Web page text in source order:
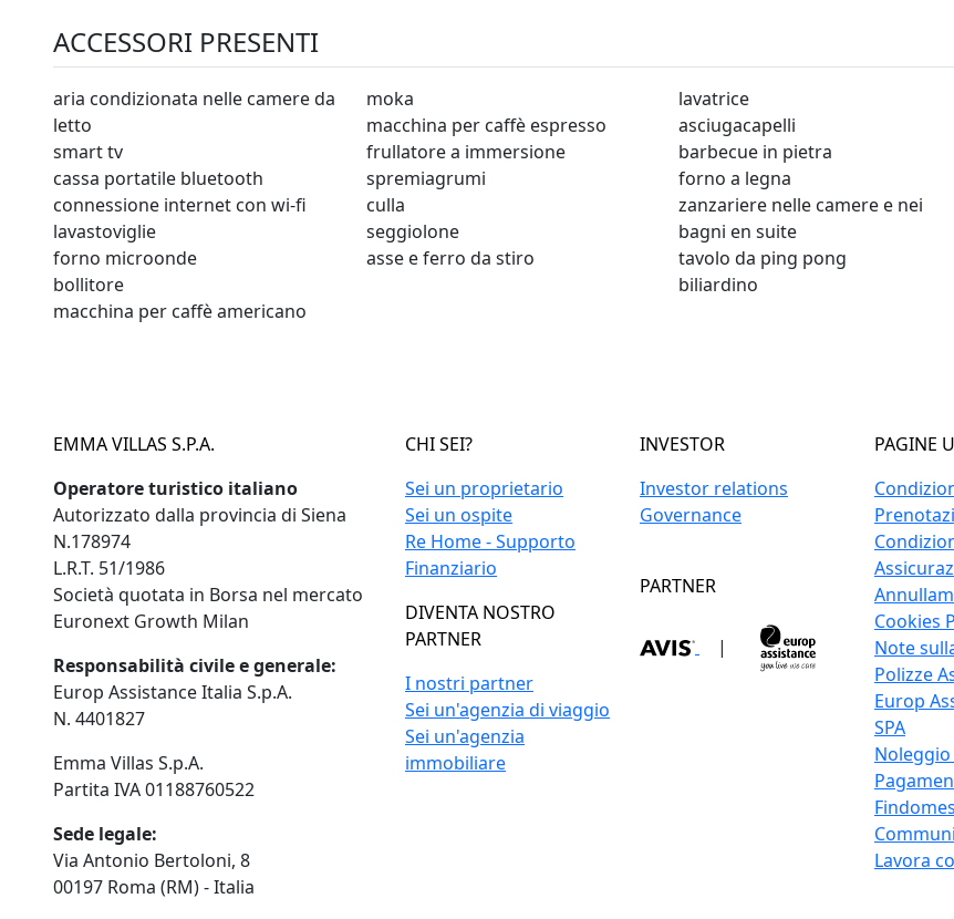
ACCESSORI PRESENTI
aria condizionata nelle camere da
letto
smart tv
cassa portatile bluetooth
connessione internet con wi-fi
lavastoviglie
forno microonde
bollitore
macchina per caffè americano
moka
macchina per caffè espresso
frullatore a immersione
spremiagrumi
culla
seggiolone
asse e ferro da stiro
lavatrice
asciugacapelli
barbecue in pietra
forno a legna
zanzariere nelle camere e nei
bagni en suite
tavolo da ping pong
biliardino
EMMA VILLAS S.P.A.
Operatore turistico italiano
Autorizzato dalla provincia di Siena
N.178974
L.R.T. 51/1986
Società quotata in Borsa nel mercato
Euronext Growth Milan
Responsabilità civile e generale:
Europ Assistance Italia S.p.A.
N. 4401827
Emma Villas S.p.A.
Partita IVA 01188760522
Sede legale:
Via Antonio Bertoloni, 8
00197 Roma (RM) - Italia
CHI SEI?
Sei un proprietario
Sei un ospite
Re Home - Supporto
Finanziario
DIVENTA NOSTRO
PARTNER
I nostri partner
Sei un'agenzia di viaggio
Sei un'agenzia
immobiliare
INVESTOR
Investor relations
Governance
PARTNER
|
PAGINE
Cookies
Note
Polizze
Europ
SPA
Noleggio
Lavora